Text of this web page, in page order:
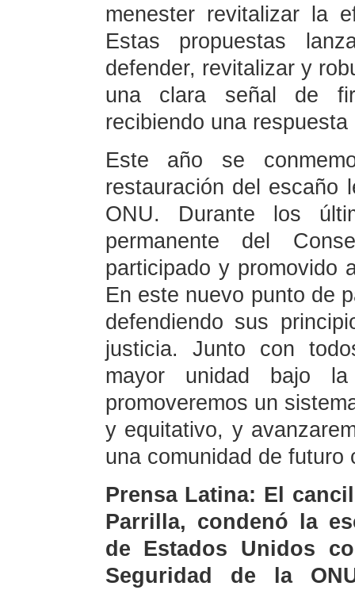
menester revitalizar la
Estas propuestas
defender, revitalizar y
una clara señal de
recibiendo una
Este año se
restauración del escaño
ONU. Durante los
permanente del
participado y promovido
En este nuevo punto de
defendiendo sus
justicia. Junto con
mayor unidad bajo la
promoveremos un
y equitativo, y
una comunidad de futuro
Prensa Latina: El
Parrilla, condenó la
de Estados Unidos
Seguridad de la